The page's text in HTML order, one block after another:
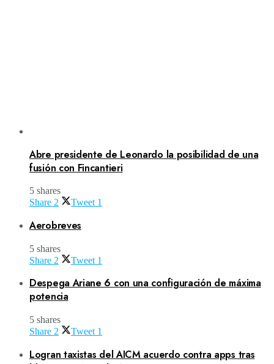
Abre presidente de Leonardo la posibilidad de una
fusión con Fincantieri
5 shares
Share 2 Tweet 1
Aerobreves
5 shares
Share 2 Tweet 1
Despega Ariane 6 con una configuración de máxima
potencia
5 shares
Share 2 Tweet 1
Logran taxistas del AICM acuerdo contra apps tras